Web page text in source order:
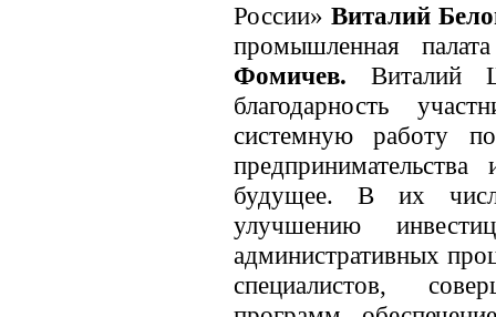
России» Виталий
промышленная
Фомичев. Виталий
благодарность
системную работу
будущее. В их
улучшению
административных
специалистов,